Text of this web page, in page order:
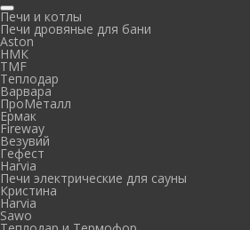
Печи и котлы
Печи дровяные для бани
Aston
НМК
TMF
Теплодар
Варвара
ПроМеталл
Ермак
Fireway
Везувий
Гефест
Harvia
Печи электрические для сауны
Кристина
Harvia
Sawo